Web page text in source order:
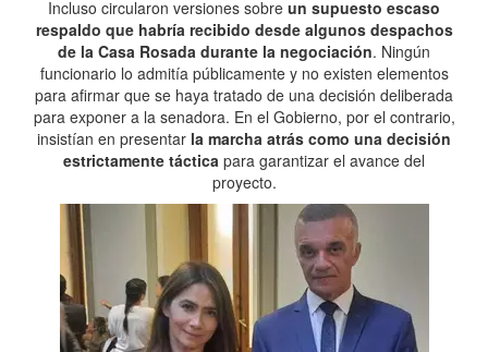
Incluso circularon versiones sobre un supuesto escaso
respaldo que habría recibido desde algunos despachos
de la Casa Rosada durante la negociación. Ningún
funcionario lo admitía públicamente y no existen elementos
para afirmar que se haya tratado de una decisión deliberada
para exponer a la senadora. En el Gobierno, por el contrario,
insistían en presentar la marcha atrás como una decisión
estrictamente táctica para garantizar el avance del
proyecto.